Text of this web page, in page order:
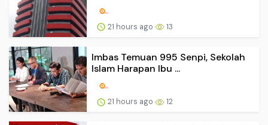
21 hours ago 13
Imbas Temuan 995 Senpi, Sekolah
Islam Harapan Ibu ...
21 hours ago 12